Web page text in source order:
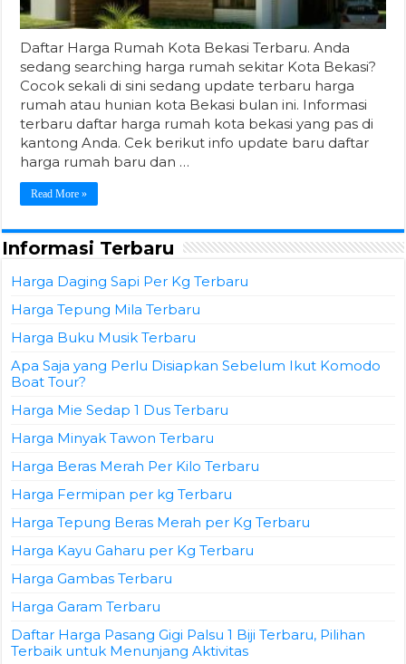
Daftar Harga Rumah Kota Bekasi Terbaru. Anda
sedang searching harga rumah sekitar Kota Bekasi?
Cocok sekali di sini sedang update terbaru harga
rumah atau hunian kota Bekasi bulan ini. Informasi
terbaru daftar harga rumah kota bekasi yang pas di
kantong Anda. Cek berikut info update baru daftar
harga rumah baru dan …
Read More »
Informasi Terbaru
Harga Daging Sapi Per Kg Terbaru
Harga Tepung Mila Terbaru
Harga Buku Musik Terbaru
Apa Saja yang Perlu Disiapkan Sebelum Ikut Komodo
Boat Tour?
Harga Mie Sedap 1 Dus Terbaru
Harga Minyak Tawon Terbaru
Harga Beras Merah Per Kilo Terbaru
Harga Fermipan per kg Terbaru
Harga Tepung Beras Merah per Kg Terbaru
Harga Kayu Gaharu per Kg Terbaru
Harga Gambas Terbaru
Harga Garam Terbaru
Daftar Harga Pasang Gigi Palsu 1 Biji Terbaru, Pilihan
Terbaik untuk Menunjang Aktivitas